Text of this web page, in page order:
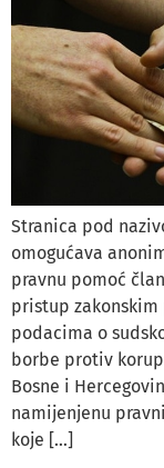
Stranica pod
omogućava
pravnu pomoć
pristup
podacima o
borbe protiv
Bosne i
namijenjenu
koje […]